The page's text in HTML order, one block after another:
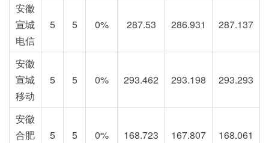
安徽
宣城
电信
5 5 0% 287.53 286.931 287.137
安徽
宣城
移动
5 5 0% 293.462 293.198 293.293
安徽
合肥
5 5 0% 168.723 167.807 168.061